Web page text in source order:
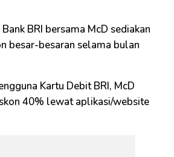
Bank BRI bersama McD sediakan
besar-besaran selama bulan
Kartu Debit BRI, McD
40% lewat aplikasi/website